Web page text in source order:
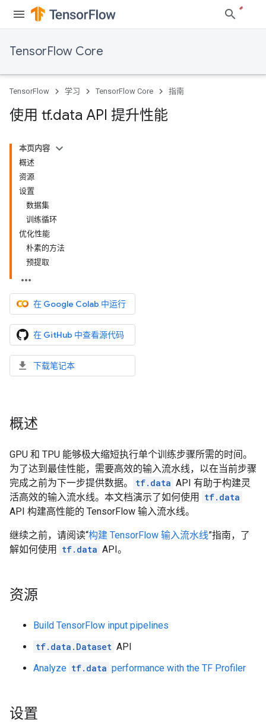
TensorFlow Core
TensorFlow 学习 TensorFlow Core 指南
使用 tf.data API 提升性能
本页内容
概述
资源
设置
数据集
训练循环
优化性能
朴素的方法
预提取
在 Google Colab 中运行
在 GitHub 中查看源代码
下载笔记本
概述
GPU 和 TPU 能够极大缩短执行单个训练步骤所需的时间。
为了达到最佳性能，需要高效的输入流水线，以在当前步骤
完成之前为下一步提供数据。
tf.data API 有助于构建灵
活高效的输入流水线。本文档演示了如何使用
tf.data
API 构建高性能的 TensorFlow 输入流水线。
继续之前，请阅读“构建 TensorFlow 输入流水线”指南，了
解如何使用
tf.data API。
资源
Build TensorFlow input pipelines
tf.data.Dataset API
Analyze tf.data performance with the TF Profiler
设置